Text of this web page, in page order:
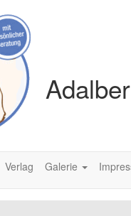
Verlag Galerie